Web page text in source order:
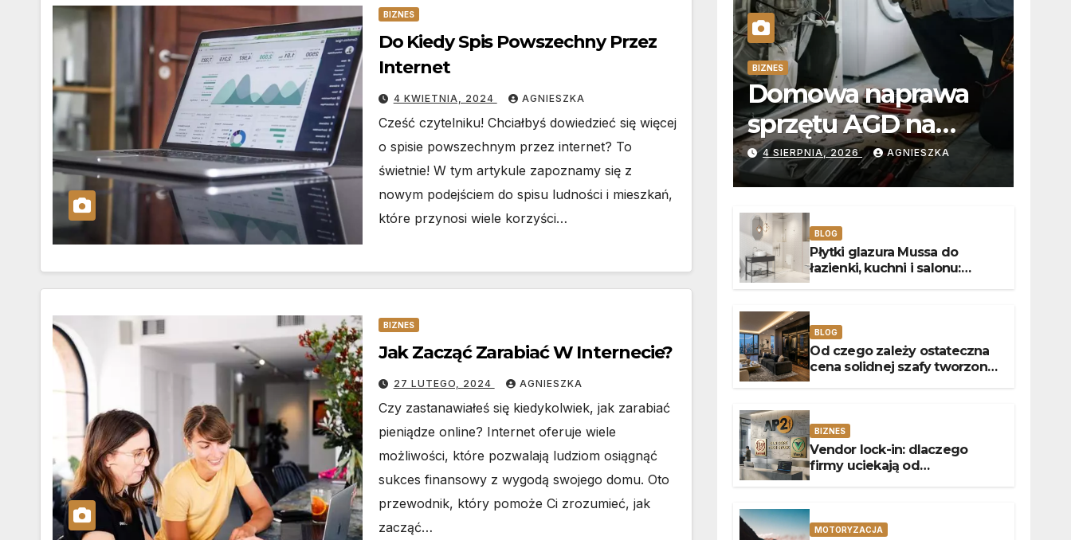
BIZNES
Do Kiedy Spis Powszechny Przez
Internet
4 KWIETNIA, 2024 AGNIESZKA
Cześć czytelniku! Chciałbyś dowiedzieć się więcej
o spisie powszechnym przez internet? To
świetnie! W tym artykule zapoznamy się z
nowym podejściem do spisu ludności i mieszkań,
które przynosi wiele korzyści…
BIZNES
Jak Zacząć Zarabiać W Internecie?
27 LUTEGO, 2024 AGNIESZKA
Czy zastanawiałeś się kiedykolwiek, jak zarabiać
pieniądze online? Internet oferuje wiele
możliwości, które pozwalają ludziom osiągnąć
sukces finansowy z wygodą swojego domu. Oto
przewodnik, który pomoże Ci zrozumieć, jak
zacząć…
BIZNES
Domowa naprawa
sprzętu AGD na
Piątkowie:
Niezawodne
usuwanie usterek
pralek w Poznaniu
4 SIERPNIA, 2026 AGNIESZKA
BLOG
Płytki glazura Mussa do
łazienki, kuchni i salonu:
BLOG
Od czego zależy ostateczna
cena solidnej szafy tworzonej
BIZNES
Vendor lock-in: dlaczego
firmy uciekają od
MOTORYZACJA